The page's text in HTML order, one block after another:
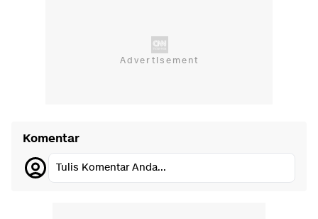
Komentar
Tulis Komentar Anda...